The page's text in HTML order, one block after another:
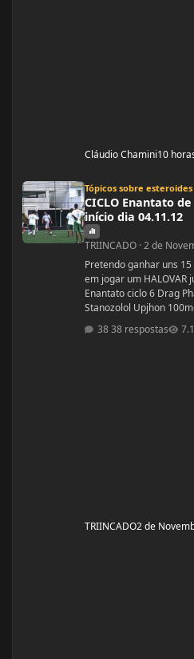
Cláudio Chamini10
Tópicos sobre esteroides
CICLO Enantato
início dia 04.11.12
TRIINCADO ·2 de
Pretendo ganhar uns
em jogar um HALOVAR
Enantato ciclo 6 Drag
Stanozolol Upjhon
38 respostas
TRIINCADO2 de